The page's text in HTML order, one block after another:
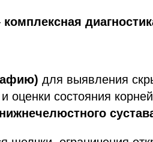
комплексная
для выявления
оценки состояния